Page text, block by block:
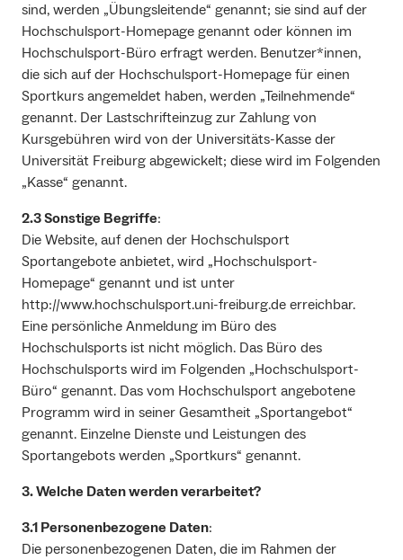
sind, werden „Übungsleitende“ genannt; sie sind auf der
Hochschulsport-Homepage genannt oder können im
Hochschulsport-Büro erfragt werden. Benutzer*innen,
die sich auf der Hochschulsport-Homepage für einen
Sportkurs angemeldet haben, werden „Teilnehmende“
genannt. Der Lastschrifteinzug zur Zahlung von
Kursgebühren wird von der Universitäts-Kasse der
Universität Freiburg abgewickelt; diese wird im Folgenden
„Kasse“ genannt.
2.3 Sonstige Begriffe:
Die Website, auf denen der Hochschulsport
Sportangebote anbietet, wird „Hochschulsport-
Homepage“ genannt und ist unter
http://www.hochschulsport.uni-freiburg.de erreichbar.
Eine persönliche Anmeldung im Büro des
Hochschulsports ist nicht möglich. Das Büro des
Hochschulsports wird im Folgenden „Hochschulsport-
Büro“ genannt. Das vom Hochschulsport angebotene
Programm wird in seiner Gesamtheit „Sportangebot“
genannt. Einzelne Dienste und Leistungen des
Sportangebots werden „Sportkurs“ genannt.
3. Welche Daten werden verarbeitet?
3.1 Personenbezogene Daten:
Die personenbezogenen Daten, die im Rahmen der